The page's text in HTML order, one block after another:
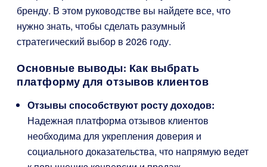
бренду. В этом руководстве вы найдете все, что
нужно знать, чтобы сделать разумный
стратегический выбор в 2026 году.
Основные выводы: Как выбрать
платформу для отзывов клиентов
Отзывы способствуют росту доходов:
Надежная платформа отзывов клиентов
необходима для укрепления доверия и
социального доказательства, что напрямую ведет